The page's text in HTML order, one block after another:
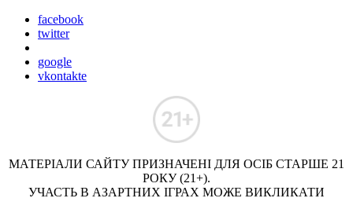
facebook
twitter
google
vkontakte
МАТЕРІАЛИ САЙТУ ПРИЗНАЧЕНІ ДЛЯ ОСІБ СТАРШЕ 21
РОКУ (21+).
УЧАСТЬ В АЗАРТНИХ ІГРАХ МОЖЕ ВИКЛИКАТИ